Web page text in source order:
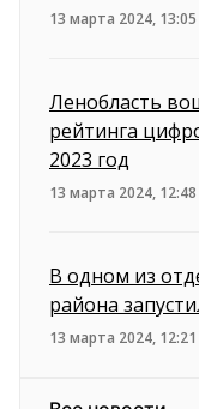
13 марта 2024, 13:05
Ленобласть
рейтинга
2023 год
13 марта 2024, 12:48
В одном из
района
13 марта 2024, 12:21